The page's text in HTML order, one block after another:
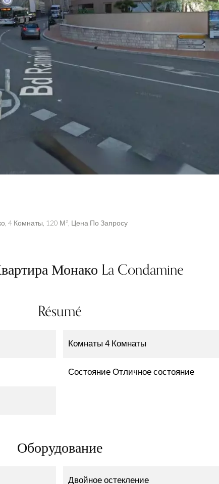
4 Комнаты, 120 М², Цена По Запросу
Монако La Condamine
Résumé
Комнаты4 Комнаты
СостояниеОтличное состояние
Оборудование
Двойное остекление